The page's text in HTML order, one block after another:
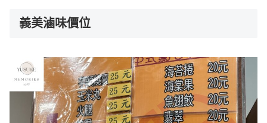
義美滷味價位